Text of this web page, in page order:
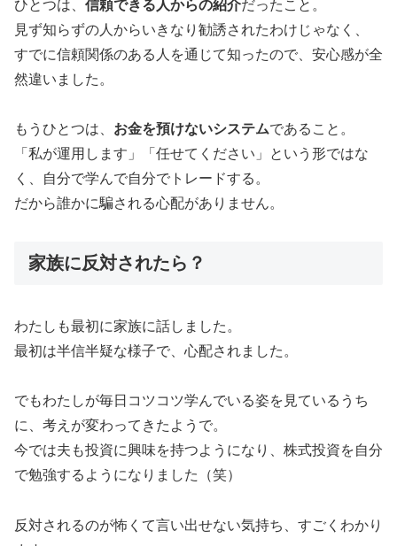
ひとつは、 信頼できる人からの紹介だったこと。
見ず知らずの人からいきなり勧誘されたわけじゃなく、
すでに信頼関係のある人を通じて知ったので、安心感が全
然違いました。
もうひとつは、 お金を預けないシステムであること。
「私が運用します」「任せてください」という形ではな
く、自分で学んで自分でトレードする。
だから誰かに騙される心配がありません。
家族に反対されたら？
わたしも最初に家族に話しました。
最初は半信半疑な様子で、心配されました。
でもわたしが毎日コツコツ学んでいる姿を見ているうち
に、考えが変わってきたようで。
今では夫も投資に興味を持つようになり、株式投資を自分
で勉強するようになりました（笑）
反対されるのが怖くて言い出せない気持ち、すごくわかり